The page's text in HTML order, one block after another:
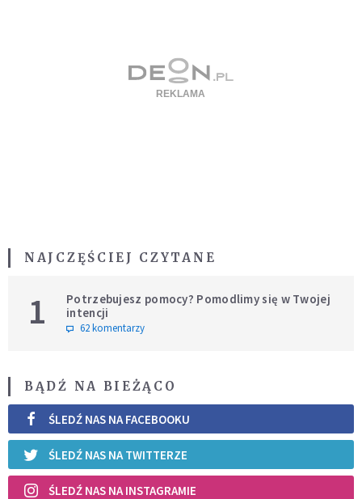
NAJCZĘŚCIEJ CZYTANE
1
Potrzebujesz pomocy? Pomodlimy się w Twojej
intencji
62 komentarzy
BĄDŹ NA BIEŻĄCO
ŚLEDŹ NAS NA FACEBOOKU
ŚLEDŹ NAS NA TWITTERZE
ŚLEDŹ NAS NA INSTAGRAMIE